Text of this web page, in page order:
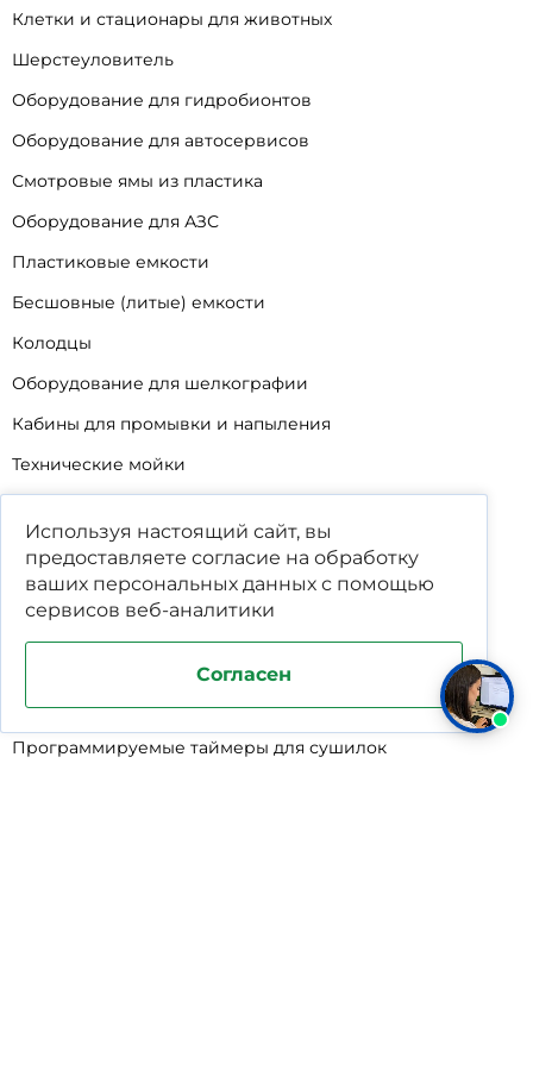
Клетки и стационары для животных
Шерстеуловитель
Оборудование для гидробионтов
Оборудование для автосервисов
Смотровые ямы из пластика
Оборудование для АЗС
Пластиковые емкости
Бесшовные (литые) емкости
Колодцы
Оборудование для шелкографии
Кабины для промывки и напыления
Технические мойки
Сигнализатор уровня
Подставка под жироуловители
Фильтр-мешки для пескоуловителей
Пластиковые ящики для овощей
Программируемые таймеры для сушилок
Используя настоящий сайт, вы
предоставляете согласие на обработку
ваших персональных данных с помощью
сервисов веб-аналитики
Согласен